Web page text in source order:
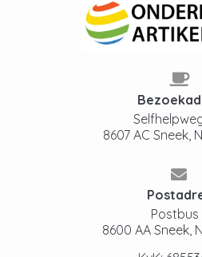
8607 AC Sneek,
Postbus
8600 AA Sneek,